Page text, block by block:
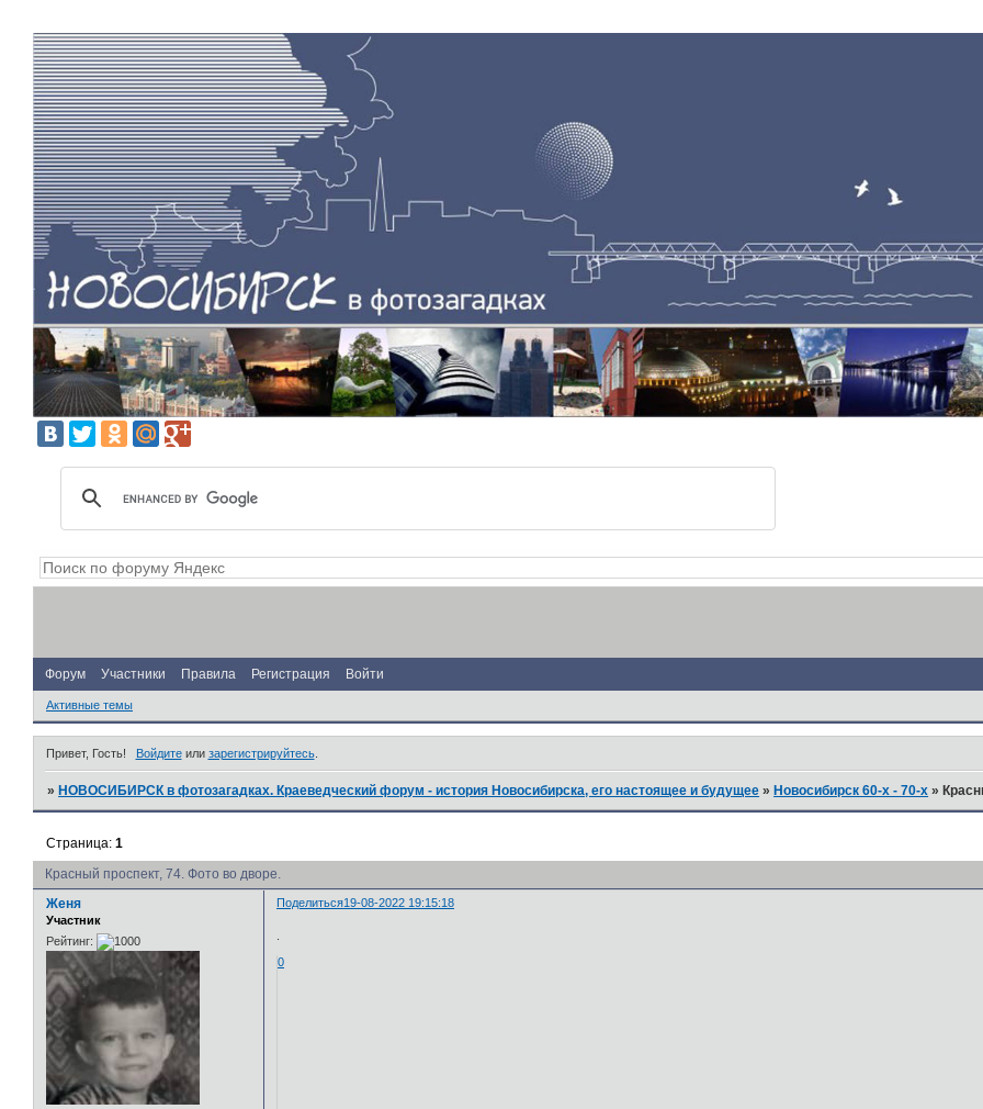
Форум Участники Правила Регистрация Войти
Активные темы
Привет, Гость! Войдитеили зарегистрируйтесь.
»НОВОСИБИРСК в фотозагадках. Краеведческий форум - история Новосибирска, его настоящее и будущее »Новосибирск 60-х - 70-х »
Красный проспект, 74. Фото во дворе.
Страница:1
Поделиться19-08-2022 19:15:18
Женя
Участник
Рейтинг:
0